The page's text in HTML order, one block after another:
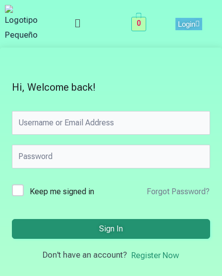
Skip
to
content
Menu 0 Login
Hi, Welcome back!
Keep me signed in Forgot Password?
Sign In
Don't have an account? Register Now